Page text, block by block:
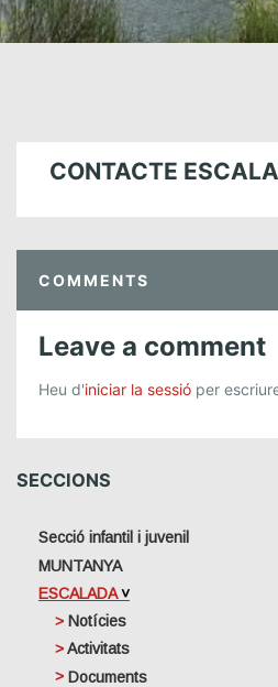
CONTACTE
COMMENTS
Leave a comment
Heu d'iniciar la sessió per
SECCIONS
Secció infantil i juvenil
MUNTANYA
ESCALADA
Notícies
Activitats
Documents